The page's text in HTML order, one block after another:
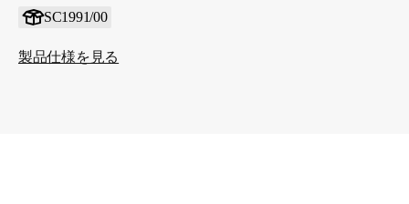
SC1991/00
製品仕様を見る